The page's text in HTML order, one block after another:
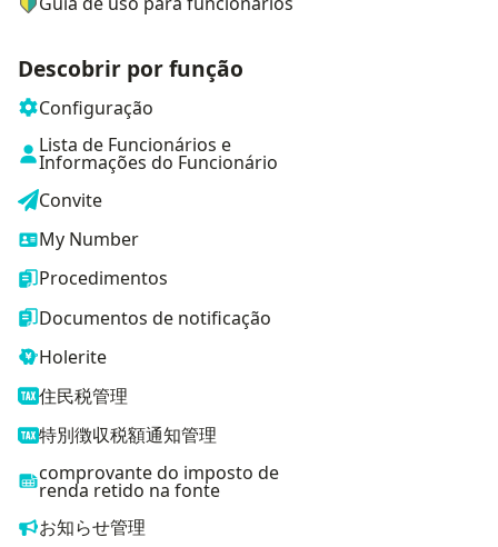
Descobrir por função
Configuração
Lista de Funcionários e
Informações do Funcionário
Convite
My Number
Procedimentos
Documentos de notificação
Holerite
住民税管理
特別徴収税額通知管理
comprovante do imposto de
renda retido na fonte
お知らせ管理